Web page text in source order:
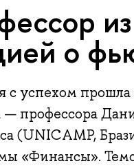
о
с успехом
— профессора
(UNICAMP,
«Финансы».